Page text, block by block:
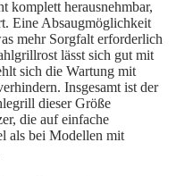
komplett herausnehmbar,
Eine Absaugmöglichkeit
mehr Sorgfalt erforderlich
lässt sich gut mit
sich die Wartung mit
Insgesamt ist der
dieser Größe
die auf einfache
als bei Modellen mit